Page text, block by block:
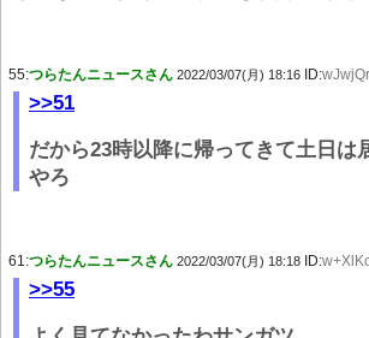
55:つらたんニュースさん 2022/03/07(月) 18:16 ID:
>>51
だから23時以降に帰ってきて土日は
やろ
61:つらたんニュースさん 2022/03/07(月) 18:18 ID:
>>55